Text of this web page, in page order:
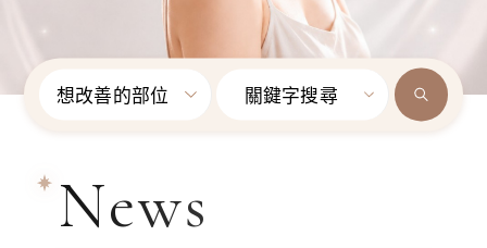
想改善的部位 關鍵字搜尋
News